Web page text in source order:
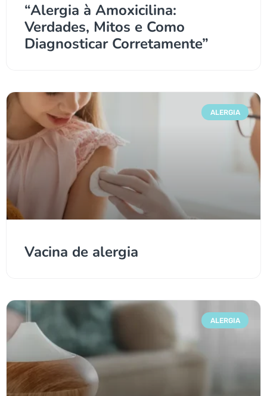
“Alergia à Amoxicilina:
Verdades, Mitos e Como
Diagnosticar Corretamente”
ALERGIA
Vacina de alergia
ALERGIA